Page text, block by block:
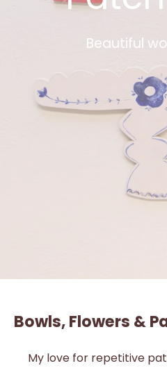
Beautiful
Bowls, Flowers &
My love for repetitive